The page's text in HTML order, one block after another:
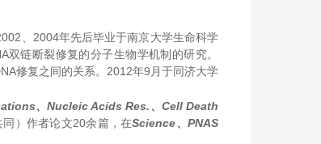
、2004年先后毕业于南京大学生命科学
链断裂修复的分子生物学机制的研究。
修复之间的关系。2012年9月于同济大学
、Nucleic Acids Res.、Cell Death
）作者论文20余篇，在Science、PNAS